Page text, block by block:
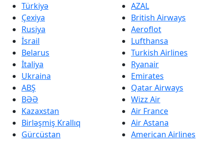
Türkiyə
Çexiya
Rusiya
İsrail
Belarus
İtaliya
Ukraina
ABŞ
BƏƏ
Kazaxstan
Birləşmiş Krallıq
Gürcüstan
AZAL
British Airways
Aeroflot
Lufthansa
Turkish Airlines
Ryanair
Emirates
Qatar Airways
Wizz Air
Air France
Air Astana
American Airlines